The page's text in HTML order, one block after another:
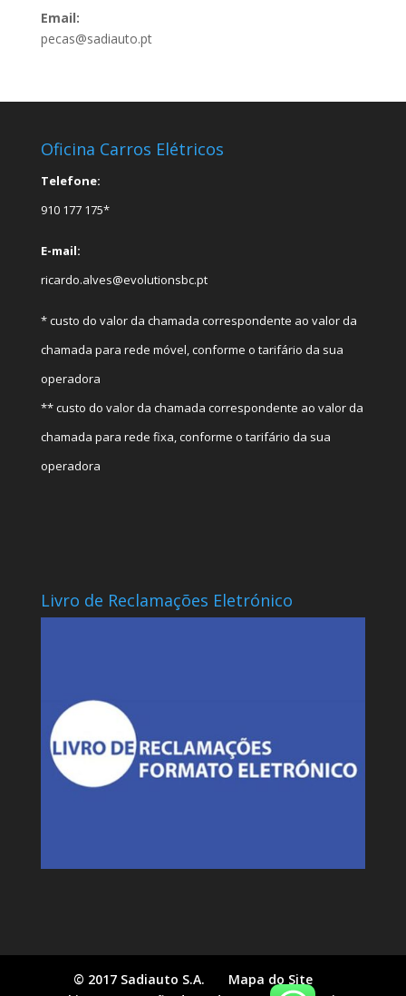
Email:
pecas@sadiauto.pt
Oficina Carros Elétricos
Telefone:
910 177 175*
E-mail:
ricardo.alves@evolutionsbc.pt
* custo do valor da chamada correspondente ao valor da
chamada para rede móvel, conforme o tarifário da sua
operadora
** custo do valor da chamada correspondente ao valor da
chamada para rede fixa, conforme o tarifário da sua
operadora
Livro de Reclamações Eletrónico
© 2017 Sadiauto S.A.
Mapa do Site